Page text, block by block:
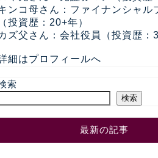
ンコ母さん：ファイナンシャル
投資歴：20+年）
ズ父さん：会社役員（投資歴：
細はプロフィールへ
索
検索
最新の記事